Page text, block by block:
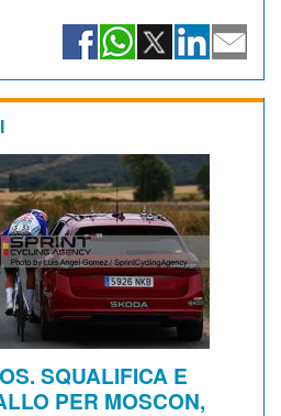
SQUALIFICA E
PER MOSCON,